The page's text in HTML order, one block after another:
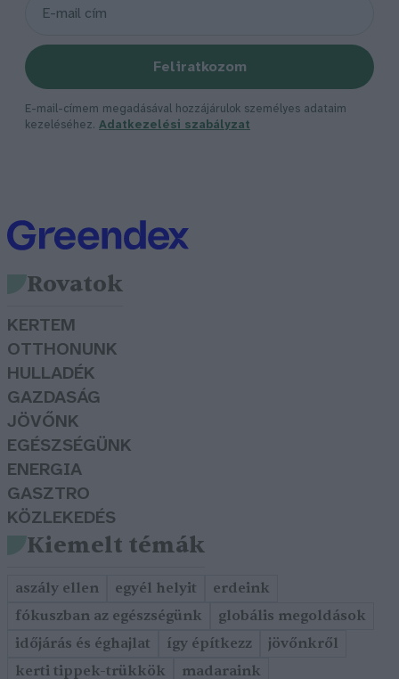
Feliratkozom
E-mail-címem megadásával hozzájárulok személyes adataim
kezeléséhez. Adatkezelési szabályzat
Rovatok
KERTEM
OTTHONUNK
HULLADÉK
GAZDASÁG
JÖVŐNK
EGÉSZSÉGÜNK
ENERGIA
GASZTRO
KÖZLEKEDÉS
Kiemelt témák
aszály ellen egyél helyit
erdeink
fókuszban az egészségünk
globális megoldások
időjárás és éghajlat
így építkezz
jövőnkről
kerti tippek-trükkök
madaraink